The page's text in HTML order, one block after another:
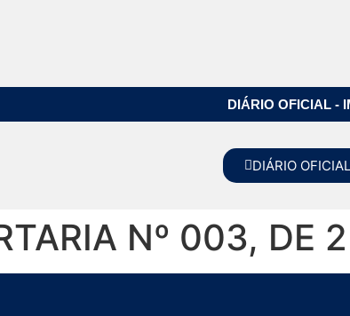
DIÁRIO OFICIAL -
DIÁRIO OFICIAL
Nº 003, DE